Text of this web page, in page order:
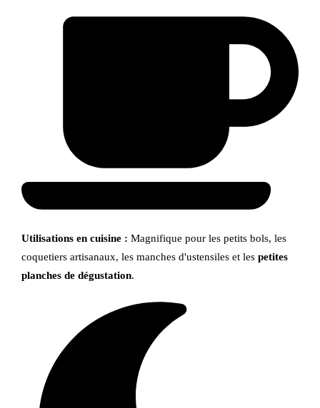
Utilisations en cuisine : Magnifique pour les petits bols, les
coquetiers artisanaux, les manches d'ustensiles et lespetites
planches de dégustation.